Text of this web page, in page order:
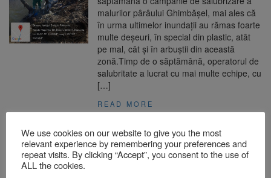
malurilor pârâului Ghimbășel, mai ales că
în urma ultimelor inundații au rămas foarte
multe deșeuri, în special din plastic, atât
pe mal, cât și în arbuștii din această
zonă.Timp de o săptămână, operatorul de
salubritate a lucrat cu mai multe echipe, cu
[…]
READ MORE
We use cookies on our website to give you the most
relevant experience by remembering your preferences and
repeat visits. By clicking “Accept”, you consent to the use of
ALL the cookies.